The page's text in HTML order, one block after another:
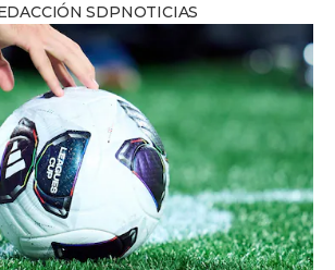
SDPNOTICIAS